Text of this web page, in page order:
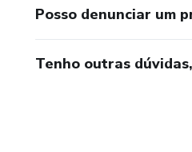
Posso denunciar um
Tenho outras